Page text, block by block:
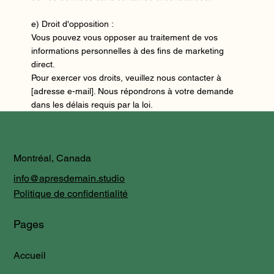
e) Droit d'opposition :
Vous pouvez vous opposer au traitement de vos
informations personnelles à des fins de marketing
direct.
Pour exercer vos droits, veuillez nous contacter à
[adresse e-mail]. Nous répondrons à votre demande
dans les délais requis par la loi.
Montréal, Canada
info@apresdemain.studio
Politique de confidentialité
Pages
Accueil